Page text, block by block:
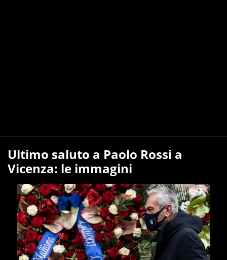
Ultimo saluto a Paolo Rossi a
Vicenza: le immagini